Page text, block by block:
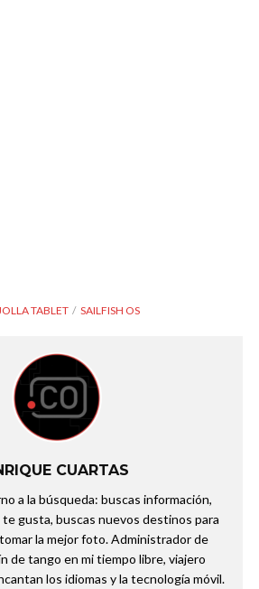
JOLLA TABLET SAILFISH OS
CUARTAS
a la búsqueda: buscas información,
te gusta, buscas nuevos destinos para
la mejor foto. Administrador de
de tango en mi tiempo libre, viajero
los idiomas y la tecnología móvil.